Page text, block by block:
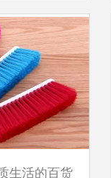
生活的百货